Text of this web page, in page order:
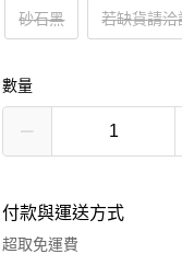
砂石黑 若缺貨請洽
數量
付款與運送方式
超取免運費